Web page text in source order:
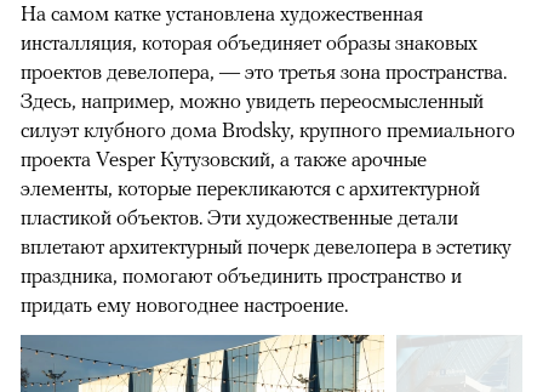
00:00 / 00:00
На самом катке установлена художественная
инсталляция, которая объединяет образы знаковых
проектов девелопера, — это третья зона пространства.
Здесь, например, можно увидеть переосмысленный
силуэт клубного дома Brodsky, крупного премиального
проекта Vesper Кутузовский, а также арочные
элементы, которые перекликаются с архитектурной
пластикой объектов. Эти художественные детали
вплетают архитектурный почерк девелопера в эстетику
праздника, помогают объединить пространство и
придать ему новогоднее настроение.